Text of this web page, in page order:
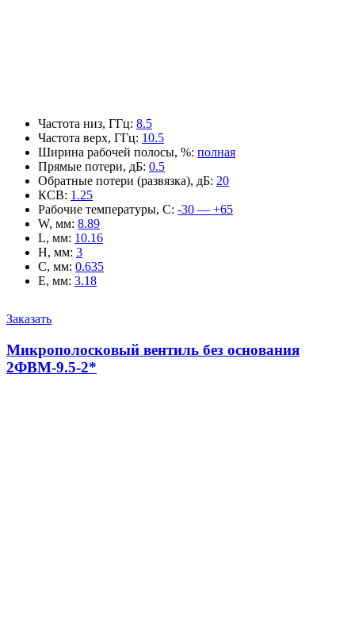
Частота низ, ГГц: 8.5
Частота верх, ГГц: 10.5
Ширина рабочей полосы, %: полная
Прямые потери, дБ: 0.5
Обратные потери (развязка), дБ: 20
КСВ: 1.25
Рабочие температуры, С: -30 — +65
W, мм: 8.89
L, мм: 10.16
H, мм: 3
C, мм: 0.635
E, мм: 3.18
Заказать
Микрополосковый вентиль без основания
2ФВМ-9.5-2*